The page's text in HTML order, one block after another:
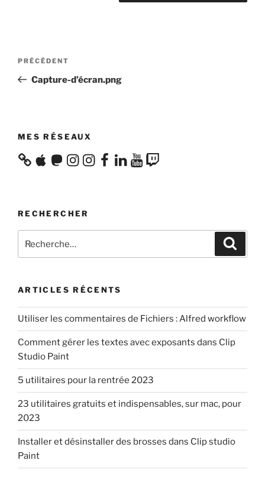
Navigation
l’article
Article
précédent
PRÉCÉDENT
Capture-d’écran.png
MES RÉSEAUX
AppleMastodon
Instagram
Instagram
Facebook
LinkedIn
YouTube
Twitch
RECHERCHER
pour
ARTICLES RÉCENTS
Utiliser les commentaires de Fichiers : Alfred workflow
Comment gérer les textes avec exposants dans Clip
Studio Paint
5 utilitaires pour la rentrée 2023
23 utilitaires gratuits et indispensables, sur mac, pour
2023
Installer et désinstaller des brosses dans Clip studio
Paint